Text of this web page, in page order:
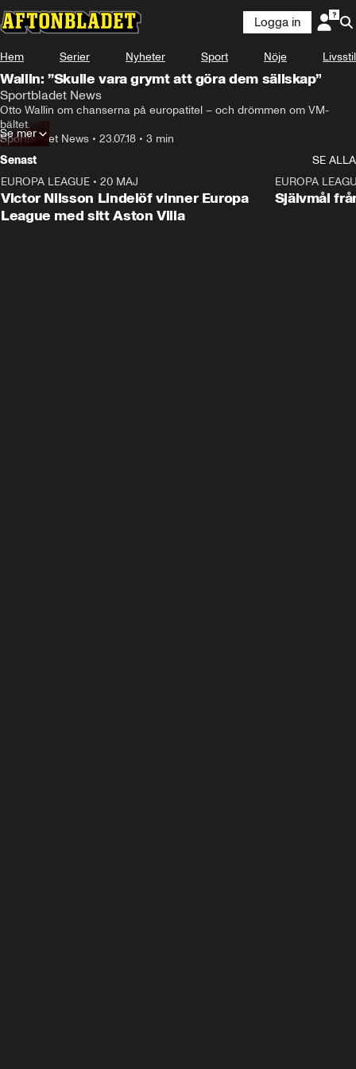
Logga in
Hem Serier Nyheter Sport Nöje Livsstil
Wallin: ”Skulle vara grymt att göra dem sällskap”
Sportbladet News
Otto Wallin om chanserna på europatitel – och drömmen om VM-
bältet.
Sportbladet News • 23.07.18 • 3 min
Se mer
Senast
SE ALLA
EUROPA LEAGUE • 20 MAJ
Victor Nilsson Lindelöf vinner Europa
League med sitt Aston Villa
EUROPA
Självmål